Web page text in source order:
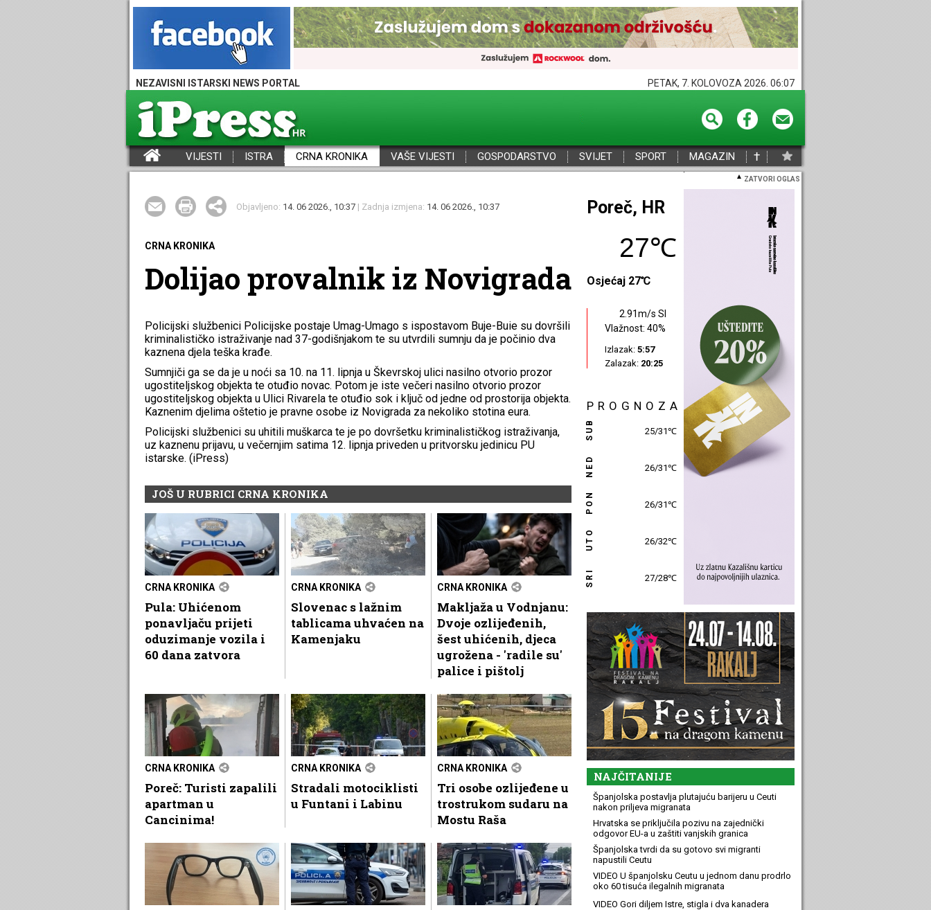
NEZAVISNI ISTARSKI NEWS PORTAL PETAK, 7. KOLOVOZA 2026. 06:07
VIJESTI ISTRA CRNA KRONIKA VAŠE VIJESTI GOSPODARSTVO SVIJET SPORT MAGAZIN †
ZATVORI OGLAS
Objavljeno: 14. 06 2026., 10:37 | Zadnja izmjena: 14. 06 2026., 10:37
CRNA KRONIKA
Dolijao provalnik iz Novigrada
Policijski službenici Policijske postaje Umag-Umago s ispostavom Buje-Buie su dovršili
kriminalističko istraživanje nad 37-godišnjakom te su utvrdili sumnju da je počinio dva
kaznena djela teška krađe.
Sumnjiči ga se da je u noći sa 10. na 11. lipnja u Škevrskoj ulici nasilno otvorio prozor
ugostiteljskog objekta te otuđio novac. Potom je iste večeri nasilno otvorio prozor
ugostiteljskog objekta u Ulici Rivarela te otuđio sok i ključ od jedne od prostorija objekta.
Kaznenim djelima oštetio je pravne osobe iz Novigrada za nekoliko stotina eura.
Policijski službenici su uhitili muškarca te je po dovršetku kriminalističkog istraživanja,
uz kaznenu prijavu, u večernjim satima 12. lipnja priveden u pritvorsku jedinicu PU
istarske. (iPress)
JOŠ U RUBRICI CRNA KRONIKA
CRNA KRONIKA
Pula: Uhićenom
ponavljaču prijeti
oduzimanje vozila i
60 dana zatvora
CRNA KRONIKA
Slovenac s lažnim
tablicama uhvaćen na
Kamenjaku
CRNA KRONIKA
Makljaža u Vodnjanu:
Dvoje ozlijeđenih,
šest uhićenih, djeca
ugrožena - 'radile su'
palice i pištolj
CRNA KRONIKA
Poreč: Turisti zapalili
apartman u
Cancinima!
CRNA KRONIKA
Stradali motociklisti
u Funtani i Labinu
CRNA KRONIKA
Tri osobe ozlijeđene u
trostrukom sudaru na
Mostu Raša
Poreč, HR
27℃
Osjećaj 27℃
2.91m/s SI
Vlažnost: 40%
Izlazak: 5:57
Zalazak: 20:25
PROGNOZA
SUB 25/31℃
NED 26/31℃
PON 26/31℃
UTO 26/32℃
SRI 27/28℃
NAJČITANIJE
Španjolska postavlja plutajuću barijeru u Ceuti
nakon priljeva migranata
Hrvatska se priključila pozivu na zajednički
odgovor EU-a u zaštiti vanjskih granica
Španjolska tvrdi da su gotovo svi migranti
napustili Ceutu
VIDEO U španjolsku Ceutu u jednom danu prodrlo
oko 60 tisuća ilegalnih migranata
VIDEO Gori diljem Istre, stigla i dva kanadera